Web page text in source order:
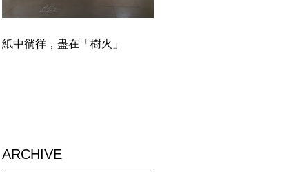
紙中徜徉，盡在「樹火」
ARCHIVE